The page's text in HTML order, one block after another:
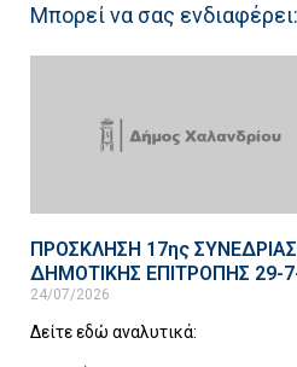
Μπορεί να σας ενδιαφέρει:
ΠΡΟΣΚΛΗΣΗ 17ης
ΔΗΜΟΤΙΚΗΣ ΕΠΙΤΡΟΠΗΣ 29-
24/07/2026
Δείτε εδώ αναλυτικά: